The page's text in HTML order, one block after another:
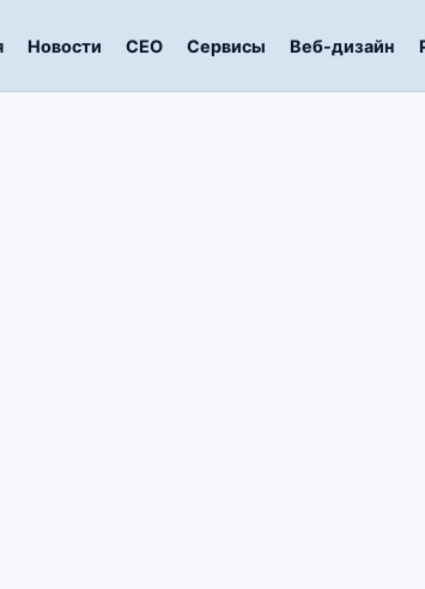
Новости СЕО Сервисы Веб-дизайн